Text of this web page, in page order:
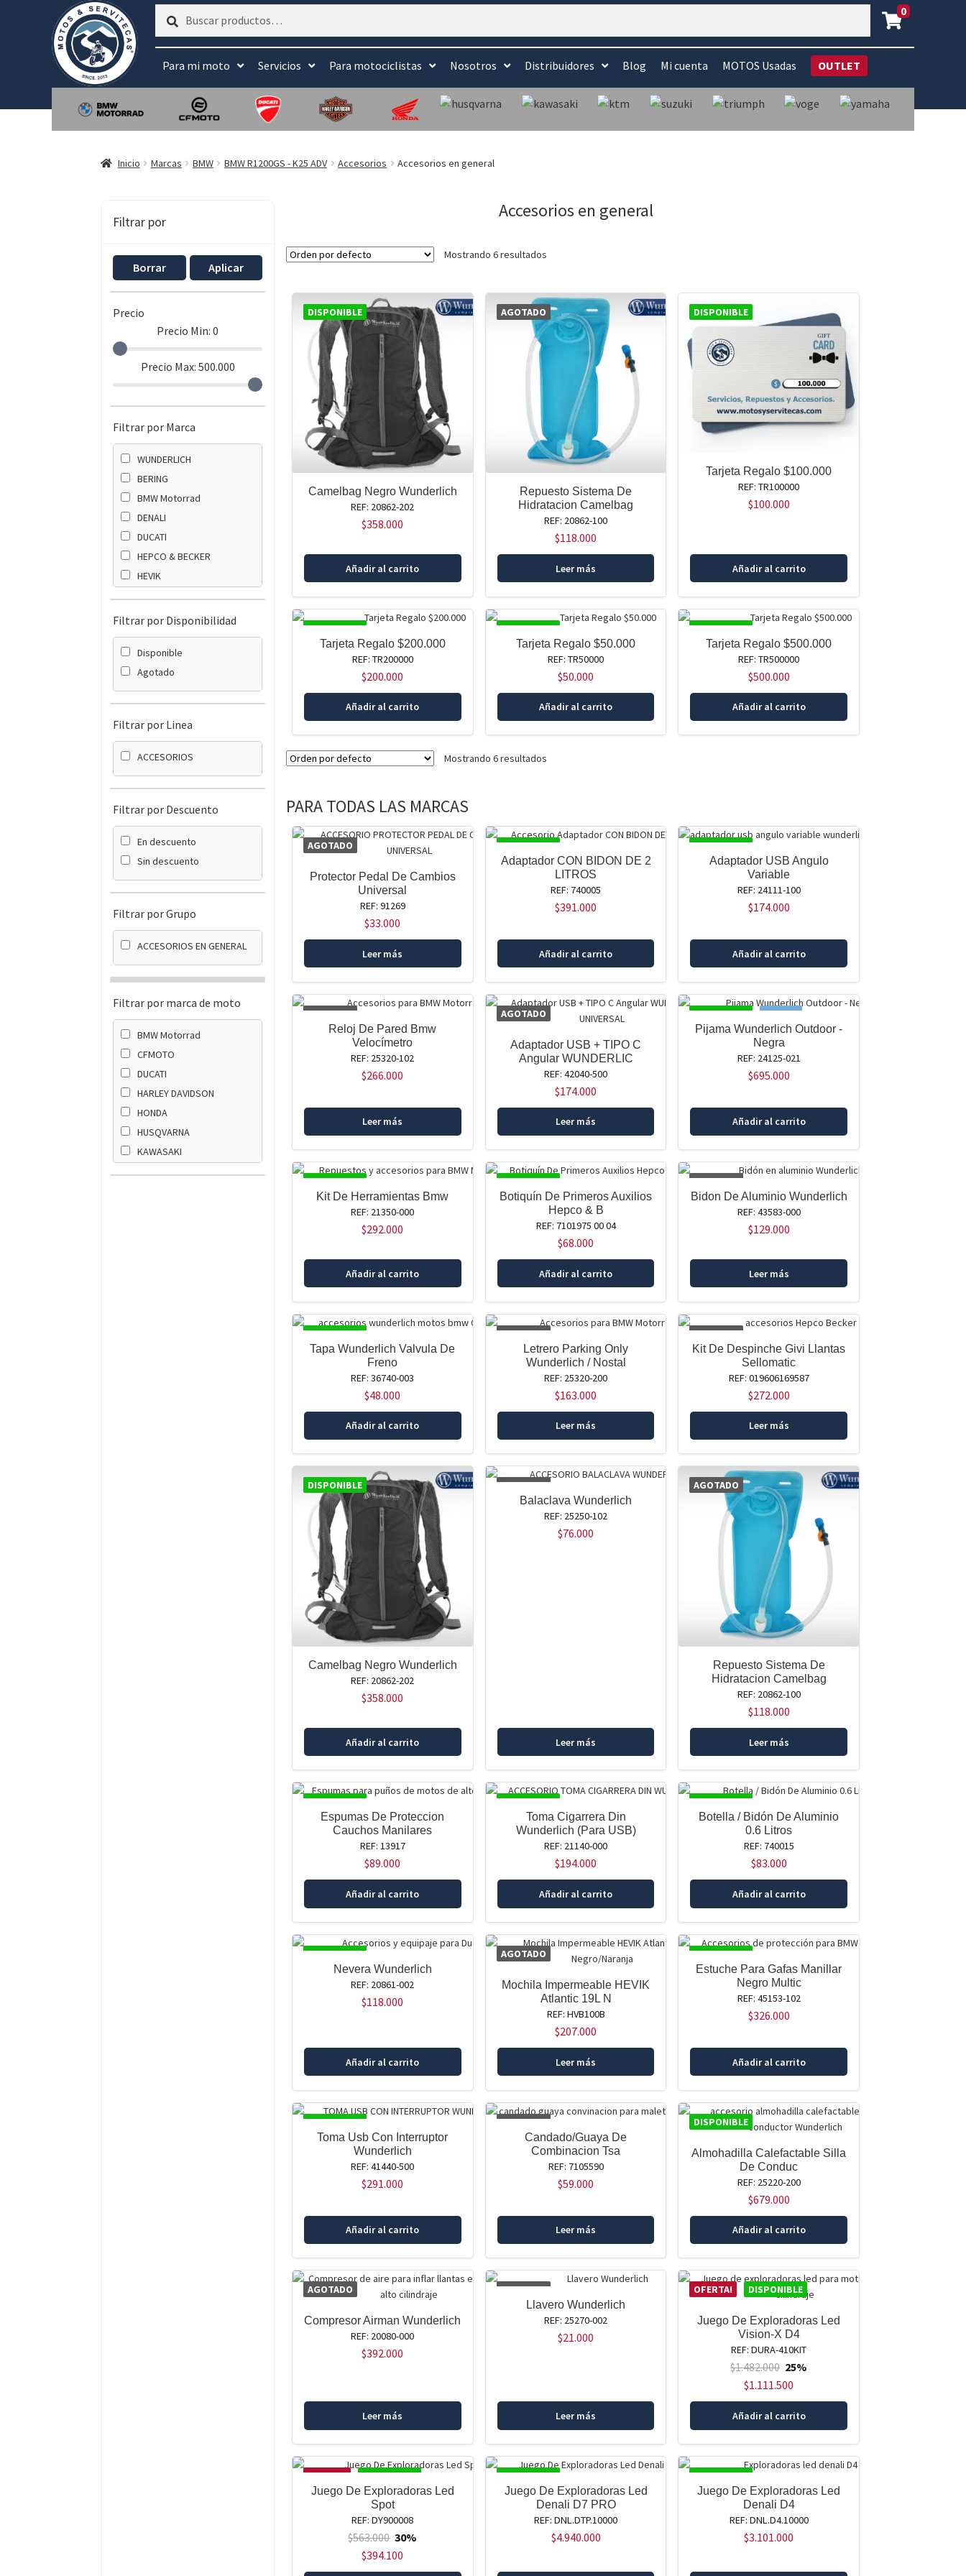
Buscar
Buscar 0
Para mi moto Servicios Para motociclistas Nosotros Distribuidores Blog Mi cuenta MOTOS Usadas OUTLET
Inicio Marcas BMW BMW R1200GS - K25 ADV Accesorios Accesorios en general
Filtrar por
Borrar Aplicar
Precio
Precio Min:0
Precio Max: 500.000
Filtrar por Marca
WUNDERLICH
BERING
BMW Motorrad
DENALI
DUCATI
HEPCO & BECKER
HEVIK
Filtrar por Disponibilidad
Disponible
Agotado
Filtrar por Linea
ACCESORIOS
Filtrar por Descuento
En descuento
Sin descuento
Filtrar por Grupo
ACCESORIOS EN GENERAL
Filtrar por marca de moto
BMW Motorrad
CFMOTO
DUCATI
HARLEY DAVIDSON
HONDA
HUSQVARNA
KAWASAKI
Accesorios en general
Mostrando 6 resultados
DISPONIBLE
Camelbag Negro Wunderlich
REF: 20862-202
$358.000
Añadir al carrito
AGOTADO
Repuesto Sistema De
Hidratacion Camelbag
REF: 20862-100
$118.000
Leer más
DISPONIBLE
Tarjeta Regalo $100.000
REF: TR100000
$100.000
Añadir al carrito
DISPONIBLE
Tarjeta Regalo $200.000
REF: TR200000
$200.000
Añadir al carrito
DISPONIBLE
Tarjeta Regalo $50.000
REF: TR50000
$50.000
Añadir al carrito
DISPONIBLE
Tarjeta Regalo $500.000
REF: TR500000
$500.000
Añadir al carrito
Mostrando 6 resultados
PARA TODAS LAS MARCAS
AGOTADO
Protector Pedal De Cambios
Universal
REF: 91269
$33.000
Leer más
DISPONIBLE
Adaptador CON BIDON DE 2
LITROS
REF: 740005
$391.000
Añadir al carrito
DISPONIBLE
Adaptador USB Angulo
Variable
REF: 24111-100
$174.000
Añadir al carrito
AGOTADO
Reloj De Pared Bmw
Velocímetro
REF: 25320-102
$266.000
Leer más
AGOTADO
Adaptador USB + TIPO C
Angular WUNDERLIC
REF: 42040-500
$174.000
Leer más
DISPONIBLE NUEVO!
Pijama Wunderlich Outdoor -
Negra
REF: 24125-021
$695.000
Añadir al carrito
DISPONIBLE
Kit De Herramientas Bmw
REF: 21350-000
$292.000
Añadir al carrito
DISPONIBLE
Botiquín De Primeros Auxilios
Hepco & B
REF: 7101975 00 04
$68.000
Añadir al carrito
AGOTADO
Bidon De Aluminio Wunderlich
REF: 43583-000
$129.000
Leer más
DISPONIBLE
Tapa Wunderlich Valvula De
Freno
REF: 36740-003
$48.000
Añadir al carrito
AGOTADO
Letrero Parking Only
Wunderlich / Nostal
REF: 25320-200
$163.000
Leer más
AGOTADO
Kit De Despinche Givi Llantas
Sellomatic
REF: 019606169587
$272.000
Leer más
DISPONIBLE
Camelbag Negro Wunderlich
REF: 20862-202
$358.000
Añadir al carrito
AGOTADO
Balaclava Wunderlich
REF: 25250-102
$76.000
Leer más
AGOTADO
Repuesto Sistema De
Hidratacion Camelbag
REF: 20862-100
$118.000
Leer más
DISPONIBLE
Espumas De Proteccion
Cauchos Manilares
REF: 13917
$89.000
Añadir al carrito
DISPONIBLE
Toma Cigarrera Din
Wunderlich (Para USB)
REF: 21140-000
$194.000
Añadir al carrito
DISPONIBLE
Botella / Bidón De Aluminio
0.6 Litros
REF: 740015
$83.000
Añadir al carrito
DISPONIBLE
Nevera Wunderlich
REF: 20861-002
$118.000
Añadir al carrito
AGOTADO
Mochila Impermeable HEVIK
Atlantic 19L N
REF: HVB100B
$207.000
Leer más
DISPONIBLE
Estuche Para Gafas Manillar
Negro Multic
REF: 45153-102
$326.000
Añadir al carrito
DISPONIBLE
Toma Usb Con Interruptor
Wunderlich
REF: 41440-500
$291.000
Añadir al carrito
AGOTADO
Candado/Guaya De
Combinacion Tsa
REF: 7105590
$59.000
Leer más
DISPONIBLE
Almohadilla Calefactable Silla
De Conduc
REF: 25220-200
$679.000
Añadir al carrito
AGOTADO
Compresor Airman Wunderlich
REF: 20080-000
$392.000
Leer más
AGOTADO
Llavero Wunderlich
REF: 25270-002
$21.000
Leer más
OFERTA! DISPONIBLE
Juego De Exploradoras Led
Vision-X D4
REF: DURA-410KIT
$1.482.000 25%
$1.111.500
Añadir al carrito
OFERTA! DISPONIBLE
Juego De Exploradoras Led
Spot
REF: DY900008
$563.000 30%
$394.100
DISPONIBLE
Juego De Exploradoras Led
Denali D7 PRO
REF: DNL.DTP.10000
$4.940.000
DISPONIBLE
Juego De Exploradoras Led
Denali D4
REF: DNL.D4.10000
$3.101.000